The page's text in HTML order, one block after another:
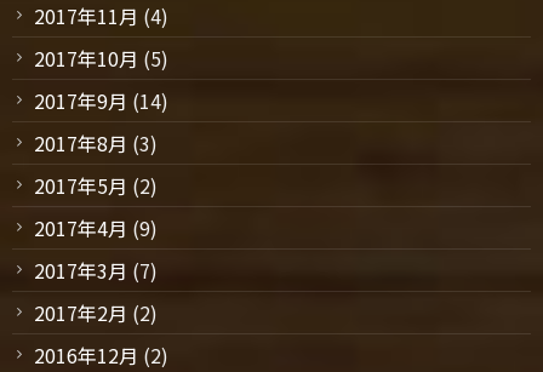
2017年11月 (4)
2017年10月 (5)
2017年9月 (14)
2017年8月 (3)
2017年5月 (2)
2017年4月 (9)
2017年3月 (7)
2017年2月 (2)
2016年12月 (2)